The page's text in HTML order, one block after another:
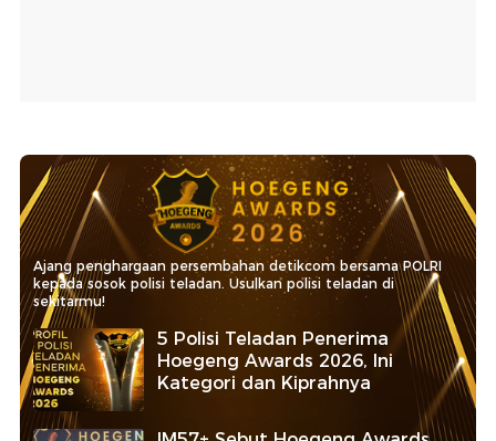
Ajang penghargaan persembahan detikcom bersama POLRI
kepada sosok polisi teladan. Usulkan polisi teladan di
sekitarmu!
5 Polisi Teladan Penerima
Hoegeng Awards 2026, Ini
Kategori dan Kiprahnya